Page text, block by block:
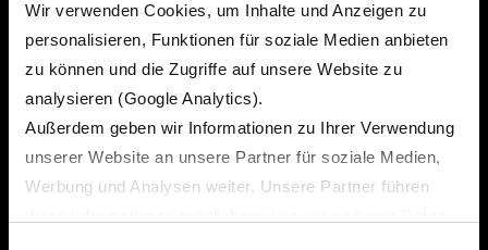
Wir verwenden Cookies, um Inhalte und Anzeigen zu
personalisieren, Funktionen für soziale Medien anbieten
zu können und die Zugriffe auf unsere Website zu
analysieren (Google Analytics).
Außerdem geben wir Informationen zu Ihrer Verwendung
unserer Website an unsere Partner für soziale Medien,
Werbung und Analysen weiter. Unsere Partner führen